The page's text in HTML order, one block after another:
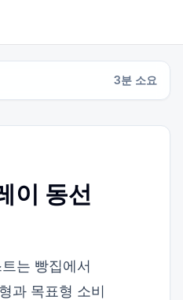
3분 소요
이 동선
는 빵집에서
과 목표형 소비